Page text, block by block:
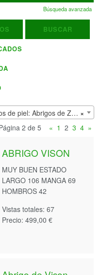
Búsqueda avanzada
BUSCAR
×
piel: Abrigos de Zorro
2 de 5
« 1 2 3 4 »
ABRIGO VISON
MUY BUEN ESTADO
LARGO 106 MANGA 69
HOMBROS 42
Vistas totales: 67
Precio: 499,00 €